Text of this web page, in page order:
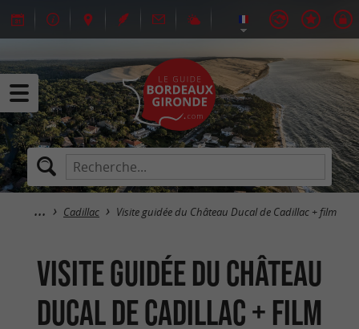
Cadillac Visite guidée du Château Ducal de Cadillac + film
Visite guidée du Château
Ducal de Cadillac + film